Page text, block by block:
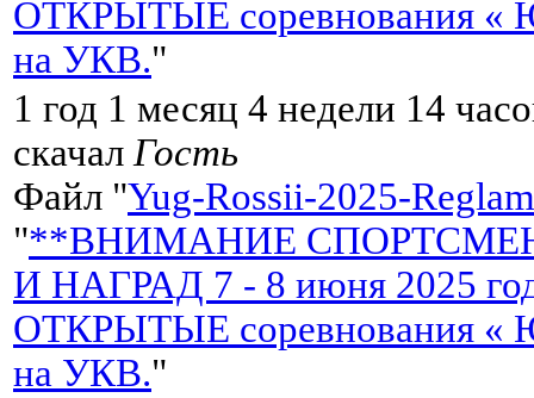
ОТКРЫТЫЕ соревнования «
на УКВ."
1 год 1 месяц 4 недели 14
скачал Гость
Файл "Yug-Rossii-2025-
"**ВНИМАНИЕ
И НАГРАД 7 - 8 июня 2025
ОТКРЫТЫЕ соревнования «
на УКВ."